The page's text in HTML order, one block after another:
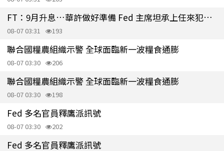
FT：9月升息…華許做好準備 Fed 主席坦承上任來犯了一些錯
08-07 03:31 193
聯合國糧農組織示警 全球面臨新一波糧食通膨
08-07 03:30 206
聯合國糧農組織示警 全球面臨新一波糧食通膨
08-07 03:30 198
Fed 多名官員釋鷹派訊號
08-07 03:30 202
Fed 多名官員釋鷹派訊號